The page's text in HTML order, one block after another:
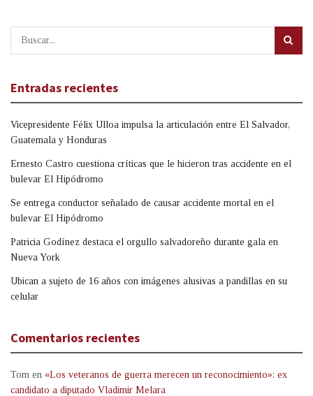
Entradas recientes
Vicepresidente Félix Ulloa impulsa la articulación entre El Salvador,
Guatemala y Honduras
Ernesto Castro cuestiona críticas que le hicieron tras accidente en el
bulevar El Hipódromo
Se entrega conductor señalado de causar accidente mortal en el
bulevar El Hipódromo
Patricia Godínez destaca el orgullo salvadoreño durante gala en
Nueva York
Ubican a sujeto de 16 años con imágenes alusivas a pandillas en su
celular
Comentarios recientes
Tom en «Los veteranos de guerra merecen un reconocimiento»: ex
candidato a diputado Vladimir Melara